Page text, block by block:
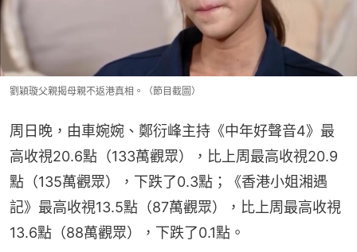
劉穎璇父親揭母親不返港真相。（節目截圖）
周日晚，由車婉婉、鄭衍峰主持《中年好聲音4》最
高收視20.6點（133萬觀眾），比上周最高收視20.9
點（135萬觀眾），下跌了0.3點；《香港小姐湘遇
記》最高收視13.5點（87萬觀眾），比上周最高收視
13.6點（88萬觀眾），下跌了0.1點。